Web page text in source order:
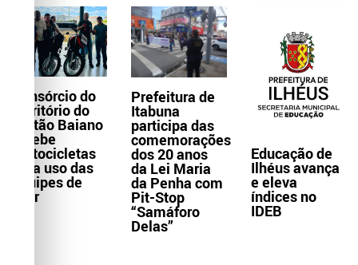
Consórcio do
Território do
Sertão Baiano
recebe
motocicletas
para uso das
equipes de
Ater
Prefeitura de
Itabuna
participa das
comemorações
dos 20 anos
da Lei Maria
da Penha com
Pit-Stop
“Samáforo
Delas”
Educação de
Ilhéus avança
e eleva
índices no
IDEB